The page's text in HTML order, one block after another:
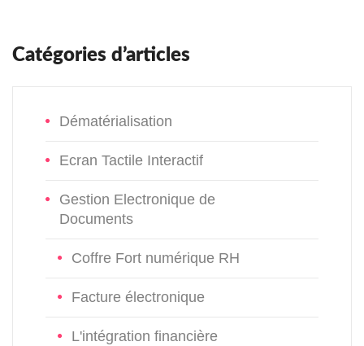
Catégories d’articles
Dématérialisation
Ecran Tactile Interactif
Gestion Electronique de
Documents
Coffre Fort numérique RH
Facture électronique
L'intégration financière